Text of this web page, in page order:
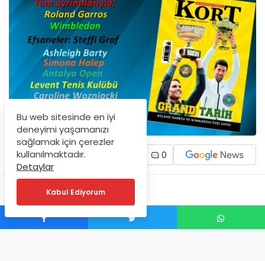
0
Bu web sitesinde en iyi
deneyimi yaşamanızı
sağlamak için çerezler
kullanılmaktadır.
Detaylar
Kabul Ediyorum